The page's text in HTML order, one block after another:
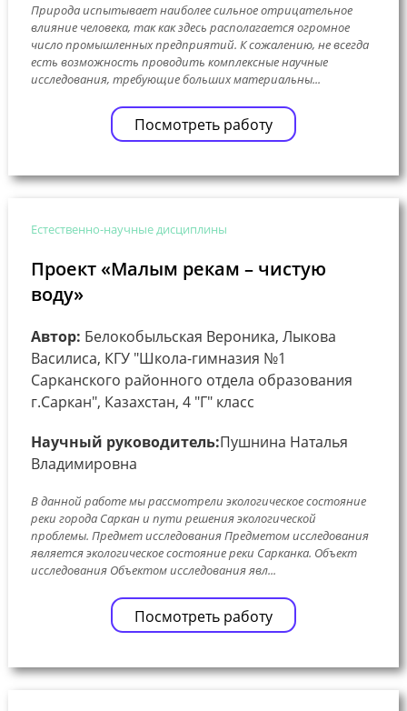
Природа испытывает наиболее сильное отрицательное
влияние человека, так как здесь располагается огромное
число промышленных предприятий. К сожалению, не всегда
есть возможность проводить комплексные научные
исследования, требующие больших материальны...
Посмотреть работу
Естественно-научные дисциплины
Проект «Малым рекам – чистую
воду»
Автор: Белокобыльская Вероника, Лыкова
Василиса, КГУ "Школа-гимназия №1
Сарканского районного отдела образования
г.Саркан", Казахстан, 4 "Г" класс
Научный руководитель:Пушнина Наталья
Владимировна
В данной работе мы рассмотрели экологическое состояние
реки города Саркан и пути решения экологической
проблемы. Предмет исследования Предметом исследования
является экологическое состояние реки Сарканка. Объект
исследования Объектом исследования явл...
Посмотреть работу